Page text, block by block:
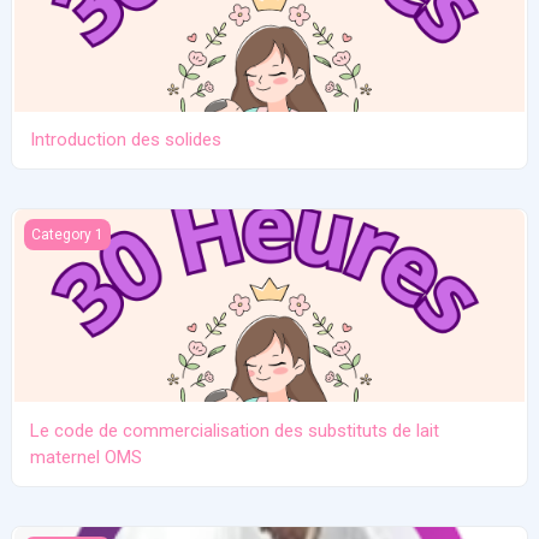
Introduction des solides
Le code de commercialisation des substituts de lait maternel
Category 1
Le code de commercialisation des substituts de lait
maternel OMS